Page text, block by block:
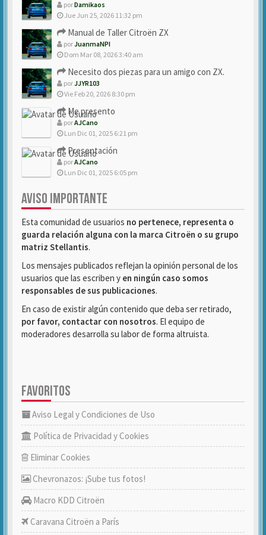
porDamikaos
Jue Jun 25, 2026 11:32 pm
Manual de Taller Citroën ZX
porJuanmaNPI
Dom Mar 08, 2026 3:40 am
Necesito dos piezas para un amigo con ZX.
porJJYR103
Vie Feb 20, 2026 8:30 pm
Me presento
porAJCano
Lun Dic 01, 2025 6:21 pm
Presentación
porAJCano
Lun Dic 01, 2025 6:05 pm
AVISO IMPORTANTE
Esta comunidad de usuarios no pertenece, representa o
guarda relación alguna con la marca Citroën o su grupo
matriz Stellantis.
Los mensajes publicados reflejan la opinión personal de los
usuarios que las escriben y en ningún caso somos
responsables de sus publicaciones.
En caso de existir algún contenido que deba ser retirado,
por favor, contactar con nosotros. El equipo de
moderadores desarrolla su labor de forma altruista.
FAVORITOS
Aviso Legal y Condiciones de Uso
Política de Privacidad y Cookies
Eliminar Cookies
Chevronazos: ¡Sube tus fotos!
Macro KDD Citroën
Caravana Citroën a París